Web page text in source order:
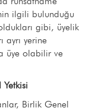
ilgili bulunduğu
gibi, üyelik
ayrı yerine
üye olabilir ve
Yetkisi
Birlik Genel